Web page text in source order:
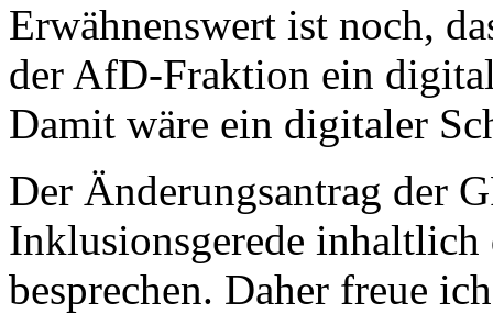
Erwähnenswert ist noch,
der AfD-Fraktion ein
Damit wäre ein digitaler
Der Änderungsantrag der
Inklusionsgerede inhaltlich
besprechen. Daher freue